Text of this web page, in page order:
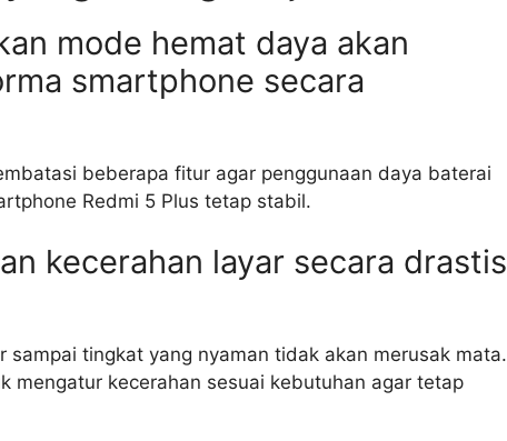
mode hemat daya akan
smartphone secara
beberapa fitur agar penggunaan daya baterai
Redmi 5 Plus tetap stabil.
kecerahan layar secara drastis
sampai tingkat yang nyaman tidak akan merusak mata.
mengatur kecerahan sesuai kebutuhan agar tetap